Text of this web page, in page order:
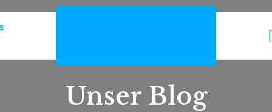
Unser Blog